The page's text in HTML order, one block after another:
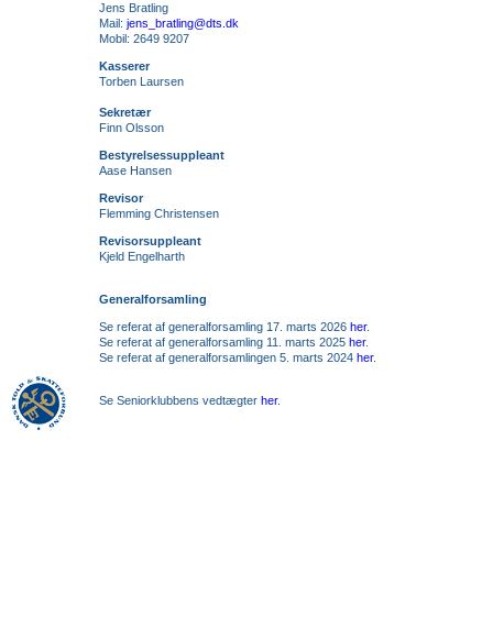
Jens Bratling
Mail: jens_bratling@dts.dk
Mobil: 2649 9207
Kasserer
Torben Laursen
Sekretær
Finn Olsson
Bestyrelsessuppleant
Aase Hansen
Revisor
Flemming Christensen
Revisorsuppleant
Kjeld Engelharth
Generalforsamling
Se referat af generalforsamling 17. marts 2026 her.
Se referat af generalforsamling 11. marts 2025 her.
Se referat af generalforsamlingen 5. marts 2024 her.
Se Seniorklubbens vedtægter her.